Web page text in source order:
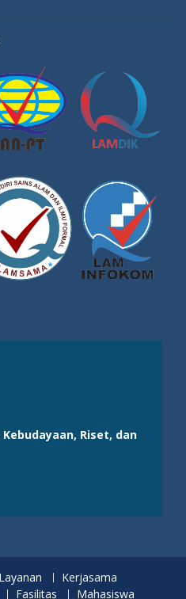
Riset, dan
Layanan
Kerjasama
Fasilitas Mahasiswa